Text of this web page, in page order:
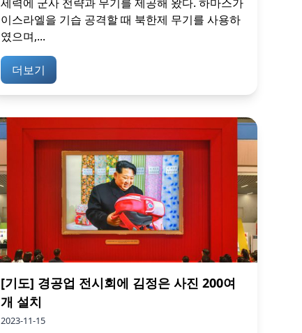
이스라엘을 기습 공격할 때 북한제 무기를 사용하
였으며,...
더보기
[기도] 경공업 전시회에 김정은 사진 200여
개 설치
2023-11-15